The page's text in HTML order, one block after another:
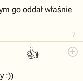
7
go oddał właśnie
👍
:))